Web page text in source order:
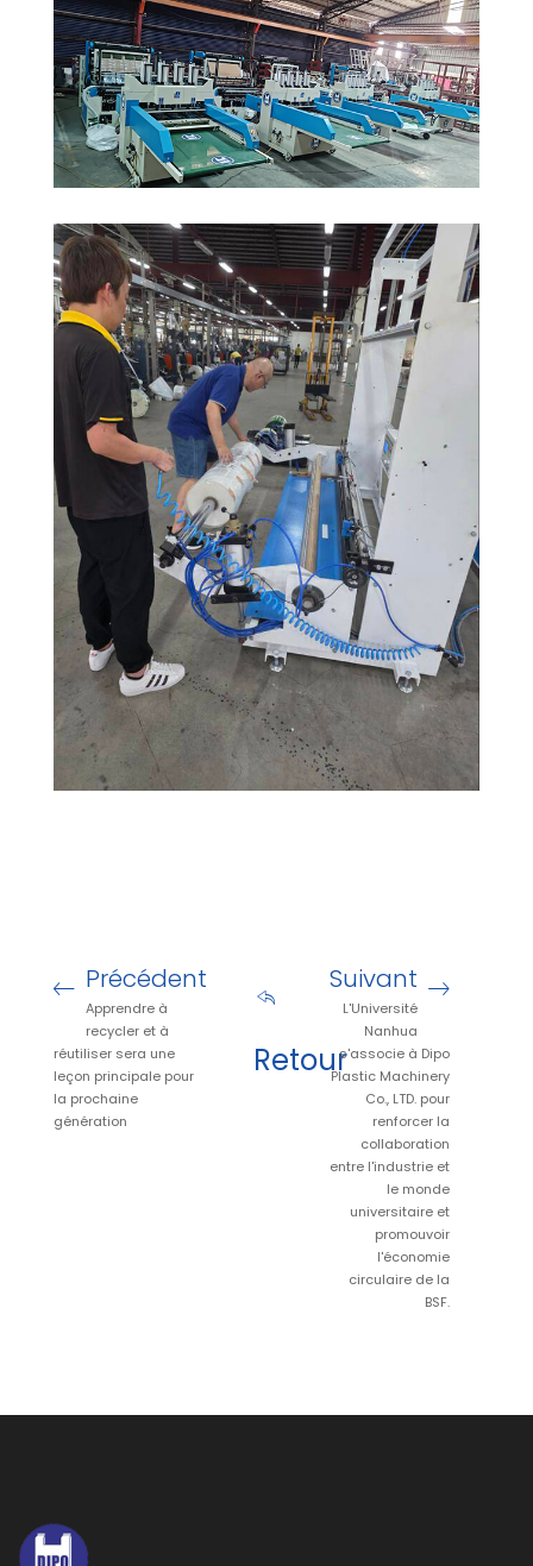
Précédent
Apprendre à
recycler et à
réutiliser sera une
leçon principale pour
la prochaine
génération
Retour
Suivant
L'Université
Nanhua
s'associe à Dipo
Plastic Machinery
Co., LTD. pour
renforcer la
collaboration
entre l'industrie et
le monde
universitaire et
promouvoir
l'économie
circulaire de la
BSF.